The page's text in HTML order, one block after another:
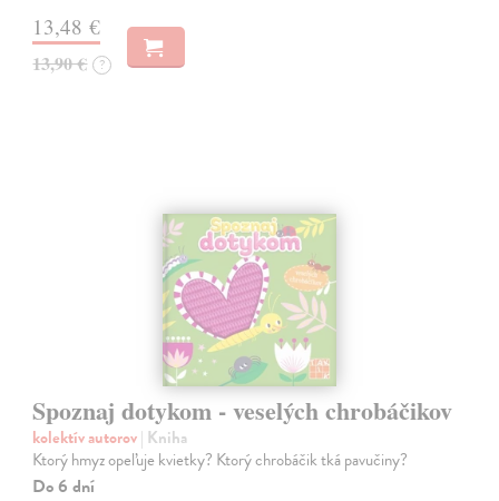
13,48 €
13,90 € ?
Spoznaj dotykom - veselých chrobáčikov
kolektív autorov| Kniha
Ktorý hmyz opeľuje kvietky? Ktorý chrobáčik tká pavučiny?
Do 6 dní